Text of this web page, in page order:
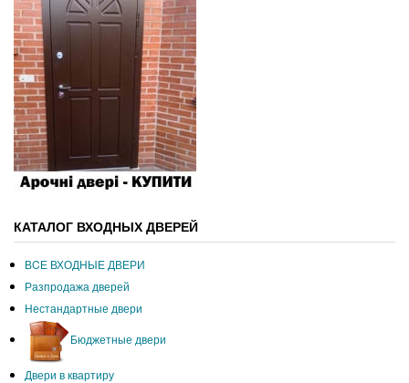
КАТАЛОГ ВХОДНЫХ ДВЕРЕЙ
ВCЕ ВХОДНЫЕ ДВЕРИ
Разпродажа дверей
Нестандартные двери
Бюджетные двери
Двери в квартиру